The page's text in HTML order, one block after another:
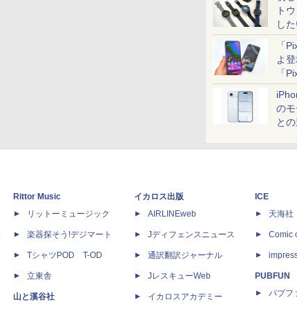
ト
し
「
よ
「
の
と
Rittor Music
リットーミュージック
楽器探そう!デジマート
TシャツPOD T-OD
立東舎
山と溪谷社
イカロス出版
AIRLINEweb
Jディフェンスニュース
通訳翻訳ジャーナル
JレスキューWeb
イカロスアカデミー
ICE
天海社
Comic
PUBFUN
パブフ